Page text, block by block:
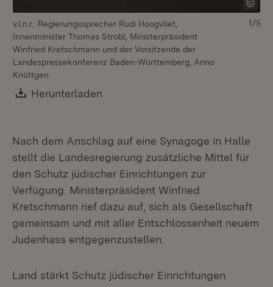
v.l.n.r.: Regierungssprecher Rudi Hoogvliet,
Innenminister Thomas Strobl, Ministerpräsident
Winfried Kretschmann und der Vorsitzende der
Landespressekonferenz Baden-Württemberg, Anno
Knüttgen
Download:
Herunterladen
1/5
Nach dem Anschlag auf eine Synagoge in Halle
stellt die Landesregierung zusätzliche Mittel für
den Schutz jüdischer Einrichtungen zur
Verfügung. Ministerpräsident Winfried
Kretschmann rief dazu auf, sich als Gesellschaft
gemeinsam und mit aller Entschlossenheit neuem
Judenhass entgegenzustellen.
Land stärkt Schutz jüdischer Einrichtungen